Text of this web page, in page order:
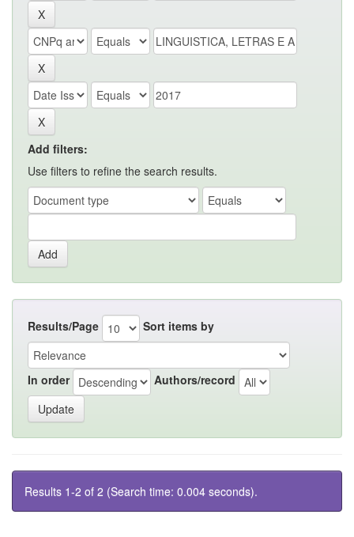
Add filters:
Use filters to refine the search results.
Results/Page Sort items by
In order Authors/record
Results 1-2 of 2 (Search time: 0.004 seconds).